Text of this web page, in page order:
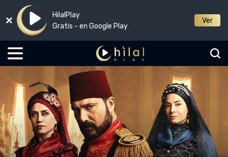
HilalPlay
Gratis - en Google Play
Ver